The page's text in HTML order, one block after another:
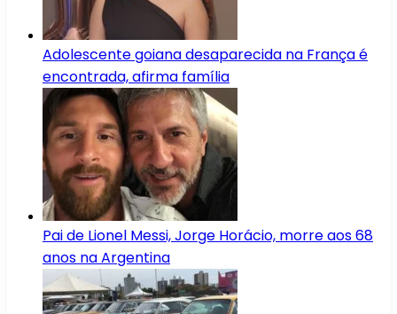
Adolescente goiana desaparecida na França é
encontrada, afirma família
Pai de Lionel Messi, Jorge Horácio, morre aos 68
anos na Argentina